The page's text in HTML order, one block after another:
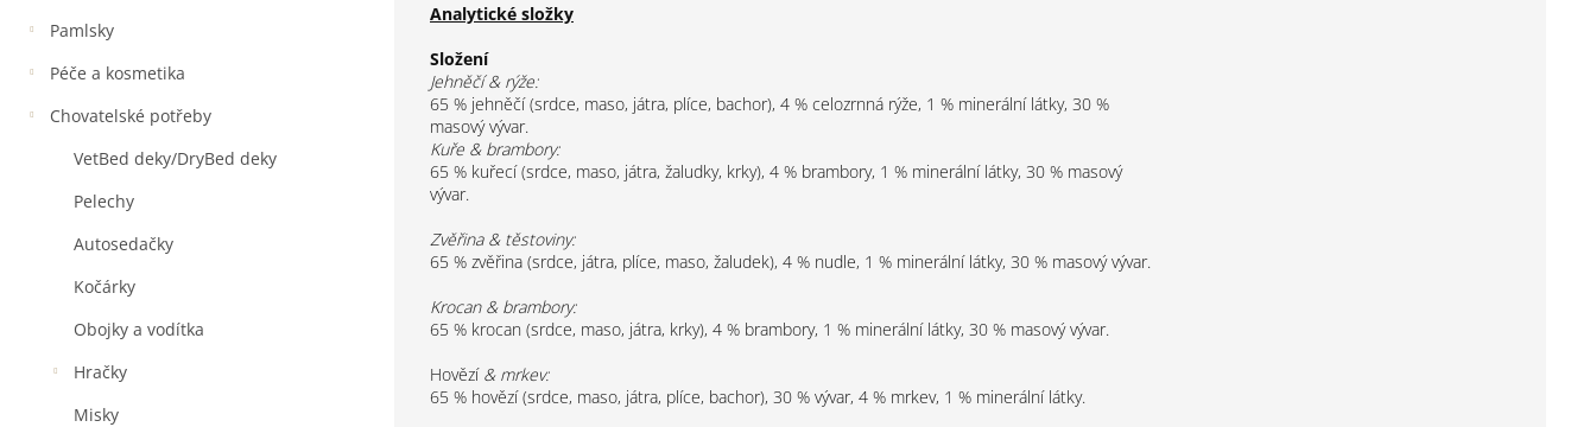
Pamlsky
Péče a kosmetika
Chovatelské potřeby
VetBed deky/DryBed deky
Pelechy
Autosedačky
Kočárky
Obojky a vodítka
Hračky
Misky
Analytické složky
Složení
Jehněčí & rýže:
65 % jehněčí (srdce, maso, játra, plíce, bachor), 4 % celozrnná rýže, 1 % minerální látky, 30 %
masový vývar.
Kuře & brambory:
65 % kuřecí (srdce, maso, játra, žaludky, krky), 4 % brambory, 1 % minerální látky, 30 % masový
vývar.
Zvěřina & těstoviny:
65 % zvěřina (srdce, játra, plíce, maso, žaludek), 4 % nudle, 1 % minerální látky, 30 % masový vývar.
Krocan & brambory:
65 % krocan (srdce, maso, játra, krky), 4 % brambory, 1 % minerální látky, 30 % masový vývar.
Hovězí & mrkev:
65 % hovězí (srdce, maso, játra, plíce, bachor), 30 % vývar, 4 % mrkev, 1 % minerální látky.